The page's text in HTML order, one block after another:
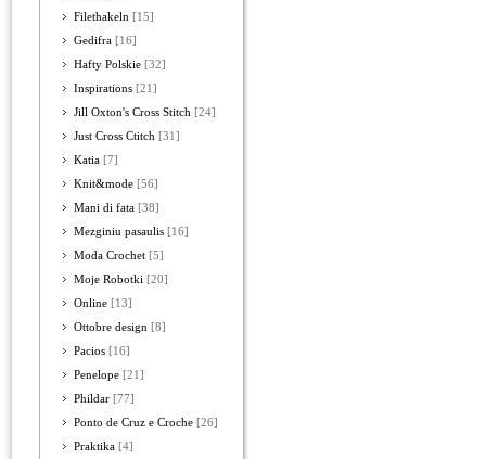
Filethakeln [15]
Gedifra [16]
Hafty Polskie [32]
Inspirations [21]
Jill Oxton's Cross Stitch [24]
Just Cross Ctitch [31]
Katia [7]
Knit&mode [56]
Mani di fata [38]
Mezginiu pasaulis [16]
Moda Crochet [5]
Moje Robotki [20]
Online [13]
Ottobre design [8]
Pacios [16]
Penelope [21]
Phildar [77]
Ponto de Cruz e Croche [26]
Praktika [4]